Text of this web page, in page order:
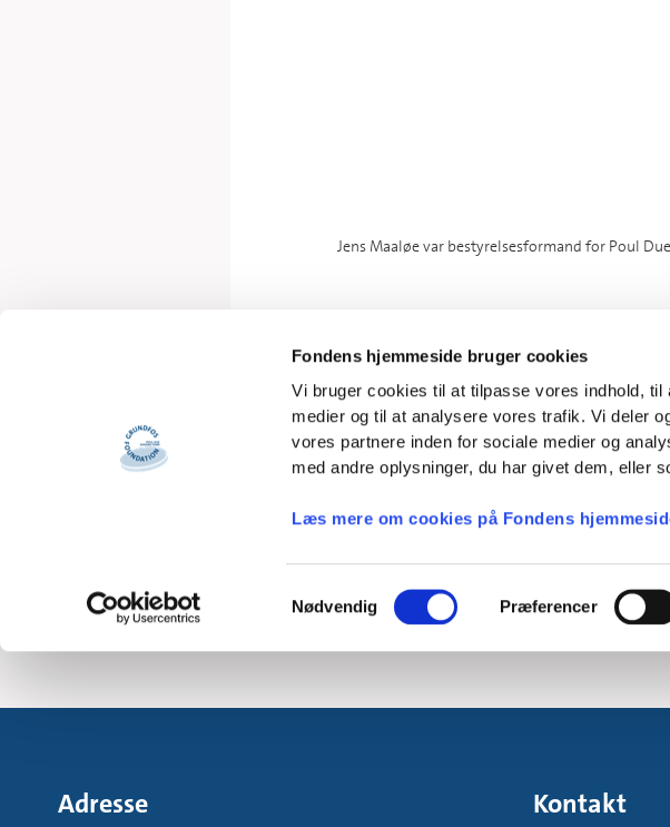
Fondens hjemmeside bruger cookies
Vi bruger cookies til at tilpasse vores indhold,
medier og til at analysere vores trafik. Vi deler
vores partnere inden for sociale medier og
med andre oplysninger, du har givet dem, eller
Læs mere om cookies på Fondens
a
Nødvendig Præferencer
Jens Maaløe var bestyrelsesformand for Poul
han en større professionalisering af
som uddelende fond og som investor.
I al sin gerning var han lyttende,
integriteten selv og formåede med
teknologi og etik at lede Fonden ind i
for Grundfos.
Adresse Kontakt